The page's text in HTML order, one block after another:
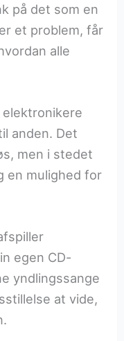
på det som en
et problem, får
alle
anden. Det
men i stedet
en mulighed for
egen CD-
yndlingssange
at vide,